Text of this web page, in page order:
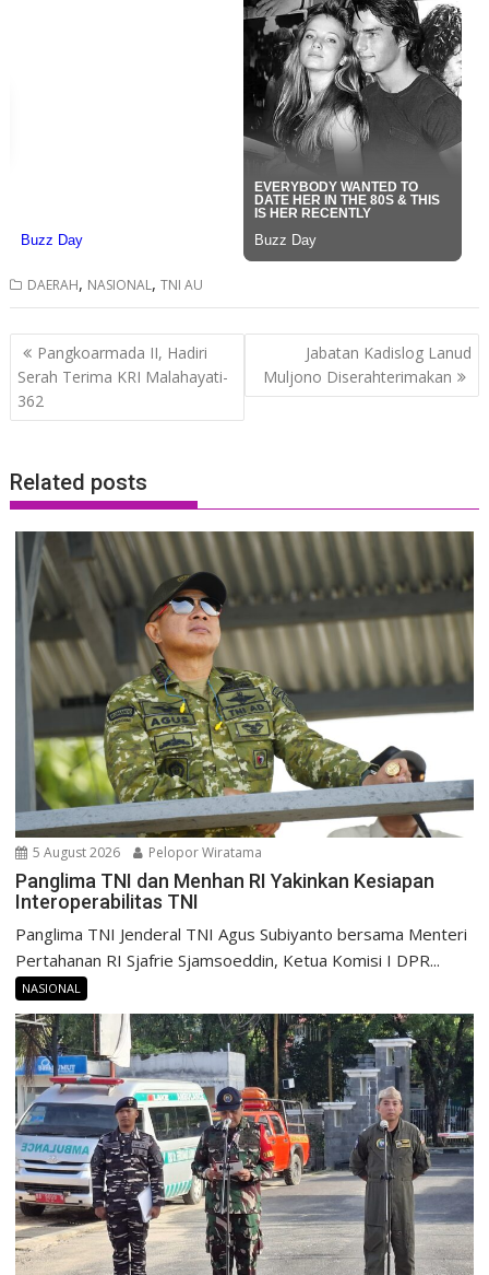
DAERAH, NASIONAL,TNI AU
Post
navigation
Pangkoarmada II, Hadiri
Serah Terima KRI Malahayati-
362
Jabatan Kadislog Lanud
Muljono Diserahterimakan
Related posts
5 August 2026 Pelopor Wiratama
Panglima TNI dan Menhan RI Yakinkan Kesiapan
Interoperabilitas TNI
Panglima TNI Jenderal TNI Agus Subiyanto bersama Menteri
Pertahanan RI Sjafrie Sjamsoeddin, Ketua Komisi I DPR...
NASIONAL